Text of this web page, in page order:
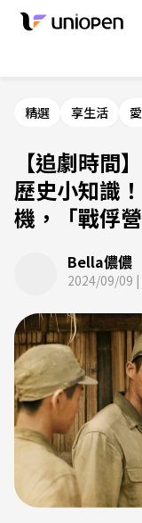
精選 享生活
【追劇時間
歷史小知識
機，「戰俘
Bella儂儂
2024/09/09 |